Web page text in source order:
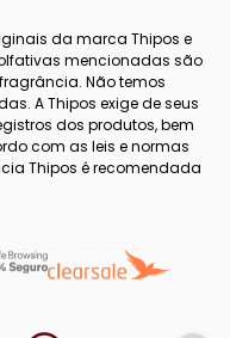
da marca Thipos e
olfativas mencionadas são
Não temos
A Thipos exige de seus
dos produtos, bem
com as leis e normas
Thipos é recomendada